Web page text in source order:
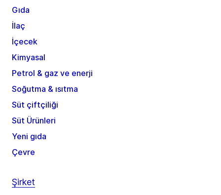
Gıda
İlaç
İçecek
Kimyasal
Petrol & gaz ve enerji
Soğutma & ısıtma
Süt çiftçiliği
Süt Ürünleri
Yeni gıda
Çevre
Şirket